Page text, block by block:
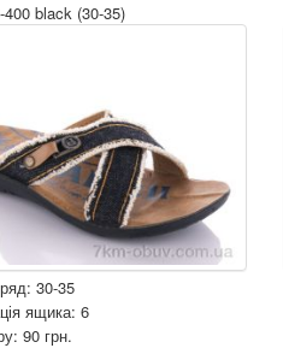
400 black (30-35)
30-35
ящика: 6
90 грн.